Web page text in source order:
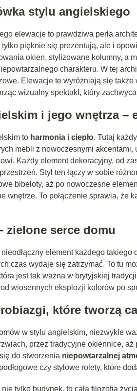
stylu angielskiego
elewacje to prawdziwa perła
tylko pięknie się prezentują, ale i
okien, stylizowane kolumny, a
charakteru. W tej
Elewacje te wyróżniają się także
wizualny spektakl, który
i jego wnętrza –
to harmonia i ciepło. Tutaj
mebli z nowoczesnymi
Każdy element dekoracyjny, od
Styl ten łączy w sobie
bibeloty, aż po nowoczesne
wnętrze. To połączenie sprawia, że
zielone serce domu
element każdego
czas wydaje się zatrzymać. To tu
jest tak ważna w brytyjskiej
wiosennych eksplozji kolorów po
które tworzą
w stylu angielskim, niezwykle
przez tradycyjne okiennice,
do stworzenia niepowtarzalnej
czy stylowe rolety, które
nie tylko budynek, to cała filozofia